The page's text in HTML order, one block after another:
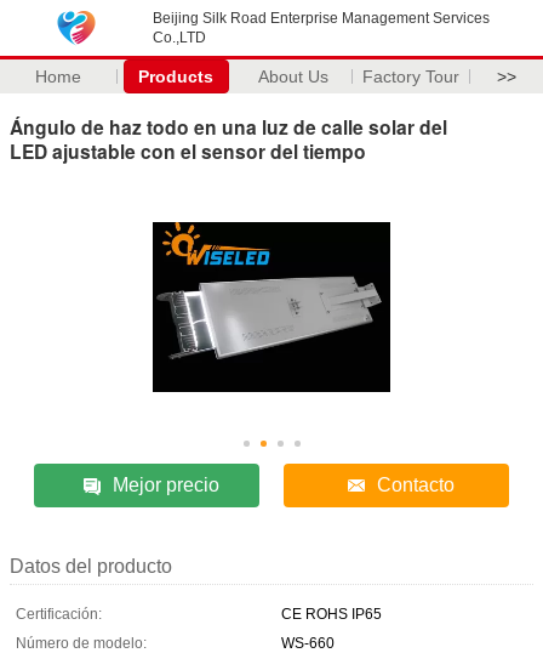
Beijing Silk Road Enterprise Management Services
Co.,LTD
Home Products About Us Factory Tour >>
Ángulo de haz todo en una luz de calle solar del
LED ajustable con el sensor del tiempo
Mejor precio Contacto
Datos del producto
Certificación:
CE ROHS IP65
Número de modelo:
WS-660